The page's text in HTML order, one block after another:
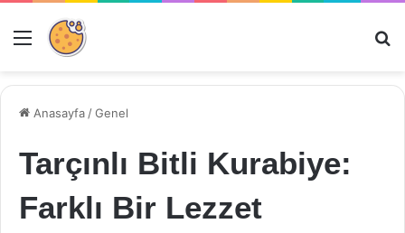
Menü
Anasayfa /Genel
Tarçınlı Bitli Kurabiye:
Farklı Bir Lezzet